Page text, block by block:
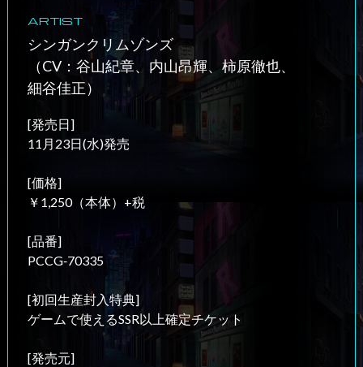
ARTIST
シンガンクリムゾンズ
（CV：谷山紀章、内山昂輝、柿原徹也、
細谷佳正）
[発売日]
11月23日(水)発売
[価格]
￥1,250（本体）+税
[品番]
PCCG‐70335
[初回生産封入特典]
ゲームで使えるSSR以上確定チケット
[発売元]